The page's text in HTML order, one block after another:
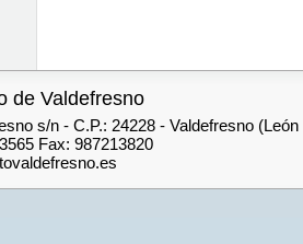
de Valdefresno
s/n - C.P.: 24228 - Valdefresno
Fax: 987213820